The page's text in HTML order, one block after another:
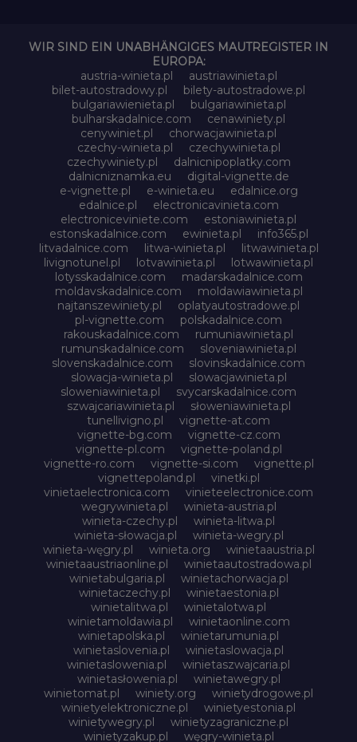
WIR SIND EIN UNABHÄNGIGES MAUTREGISTER IN
EUROPA:
austria-winieta.pl
austriawinieta.pl
bilet-autostradowy.pl
bilety-autostradowe.pl
bulgariawienieta.pl
bulgariawinieta.pl
bulharskadalnice.com
cenawiniety.pl
cenywiniet.pl
chorwacjawinieta.pl
czechy-winieta.pl
czechywinieta.pl
czechywiniety.pl
dalnicnipoplatky.com
dalnicniznamka.eu
digital-vignette.de
e-vignette.pl
e-winieta.eu
edalnice.org
edalnice.pl
electronicavinieta.com
electroniceviniete.com
estoniawinieta.pl
estonskadalnice.com
ewinieta.pl
info365.pl
litvadalnice.com
litwa-winieta.pl
litwawinieta.pl
livignotunel.pl
lotvawinieta.pl
lotwawinieta.pl
lotysskadalnice.com
madarskadalnice.com
moldavskadalnice.com
moldawiawinieta.pl
najtanszewiniety.pl
oplatyautostradowe.pl
pl-vignette.com
polskadalnice.com
rakouskadalnice.com
rumuniawinieta.pl
rumunskadalnice.com
sloveniawinieta.pl
slovenskadalnice.com
slovinskadalnice.com
slowacja-winieta.pl
slowacjawinieta.pl
sloweniawinieta.pl
svycarskadalnice.com
szwajcariawinieta.pl
słoweniawinieta.pl
tunellivigno.pl
vignette-at.com
vignette-bg.com
vignette-cz.com
vignette-pl.com
vignette-poland.pl
vignette-ro.com
vignette-si.com
vignette.pl
vignettepoland.pl
vinetki.pl
vinietaelectronica.com
vinieteelectronice.com
wegrywinieta.pl
winieta-austria.pl
winieta-czechy.pl
winieta-litwa.pl
winieta-słowacja.pl
winieta-wegry.pl
winieta-węgry.pl
winieta.org
winietaaustria.pl
winietaaustriaonline.pl
winietaautostradowa.pl
winietabulgaria.pl
winietachorwacja.pl
winietaczechy.pl
winietaestonia.pl
winietalitwa.pl
winietalotwa.pl
winietamoldawia.pl
winietaonline.com
winietapolska.pl
winietarumunia.pl
winietaslovenia.pl
winietaslowacja.pl
winietaslowenia.pl
winietaszwajcaria.pl
winietasłowenia.pl
winietawegry.pl
winietomat.pl
winiety.org
winietydrogowe.pl
winietyelektroniczne.pl
winietyestonia.pl
winietywegry.pl
winietyzagraniczne.pl
winietyzakup.pl
węgry-winieta.pl